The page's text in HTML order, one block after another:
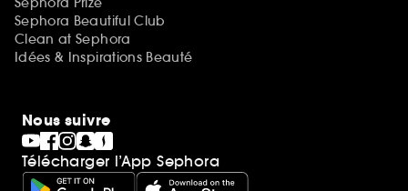
Sephora Beautiful Club
Clean at Sephora
Idées & Inspirations Beauté
Nous suivre
Télécharger l’App Sephora